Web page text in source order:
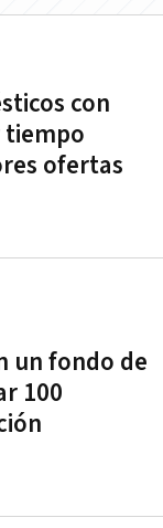
con
tiempo
ofertas
un fondo de
100